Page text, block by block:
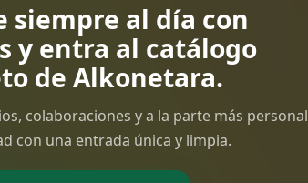
siempre al día con
y entra al catálogo
de Alkonetara.
colaboraciones y a la parte más personal
con una entrada única y limpia.